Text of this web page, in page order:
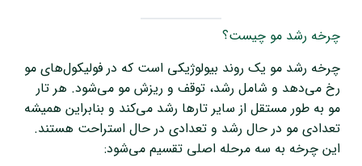
چرخه رشد مو چیست؟
چرخه رشد مو یک روند بیولوژیکی است که در فولیکول‌های مو
رخ می‌دهد و شامل رشد، توقف و ریزش مو می‌شود. هر تار
مو به طور مستقل از سایر تارها رشد می‌کند و بنابراین همیشه
تعدادی مو در حال رشد و تعدادی در حال استراحت هستند.
این چرخه به سه مرحله اصلی تقسیم می‌شود: